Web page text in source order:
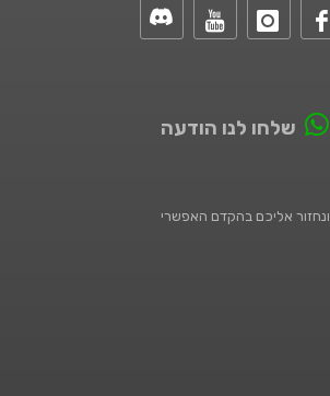
שלחו לנו הודעה
ונחזור אליכם בהקדם האפשרי